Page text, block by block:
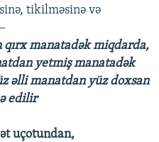
tikilməsinə və
manatadək miqdarda,
yetmiş manatadək
əlli manatdan yüz doxsan
edilir
uçotundan,